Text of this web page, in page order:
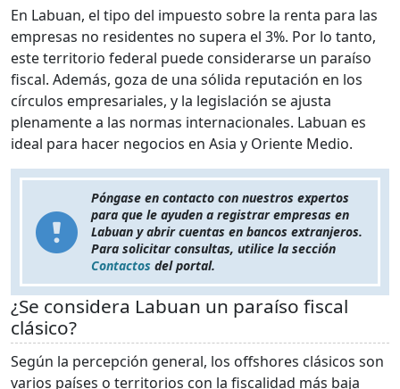
En Labuan, el tipo del impuesto sobre la renta para las
empresas no residentes no supera el 3%. Por lo tanto,
este territorio federal puede considerarse un paraíso
fiscal. Además, goza de una sólida reputación en los
círculos empresariales, y la legislación se ajusta
plenamente a las normas internacionales. Labuan es
ideal para hacer negocios en Asia y Oriente Medio.
Póngase en contacto con nuestros expertos
para que le ayuden a registrar empresas en
Labuan y abrir cuentas en bancos extranjeros.
Para solicitar consultas, utilice la sección
Contactos del portal.
¿Se considera Labuan un paraíso fiscal
clásico?
Según la percepción general, los offshores clásicos son
varios países o territorios con la fiscalidad más baja